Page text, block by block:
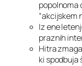
popolnoma
“akcijskem
Iz ene
praznih
Hitra
ki spodbuja